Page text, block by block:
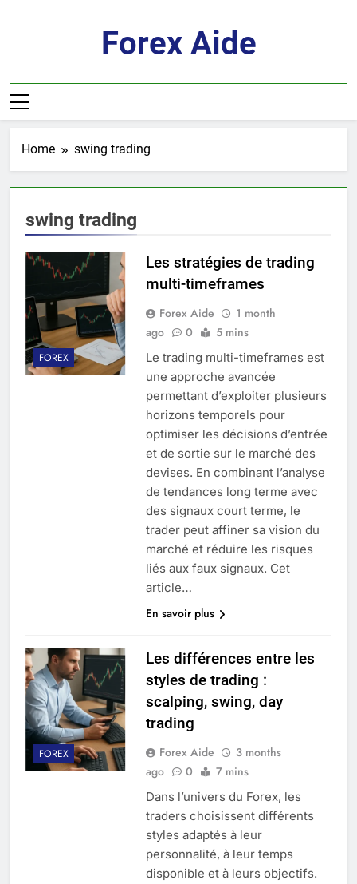
Forex Aide
Home swing trading
swing trading
FOREX
Les stratégies de trading
multi-timeframes
Forex Aide
1 month
ago
0 5 mins
Le trading multi-timeframes est
une approche avancée
permettant d’exploiter plusieurs
horizons temporels pour
optimiser les décisions d’entrée
et de sortie sur le marché des
devises. En combinant l’analyse
de tendances long terme avec
des signaux court terme, le
trader peut affiner sa vision du
marché et réduire les risques
liés aux faux signaux. Cet
article…
En savoir plus
FOREX
Les différences entre les
styles de trading :
scalping, swing, day
trading
Forex Aide
3 months
ago
0 7 mins
Dans l’univers du Forex, les
traders choisissent différents
styles adaptés à leur
personnalité, à leur temps
disponible et à leurs objectifs.